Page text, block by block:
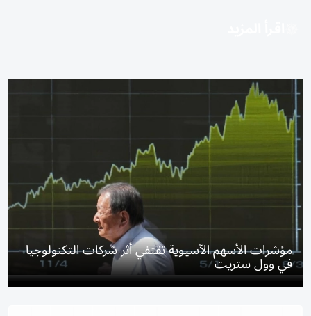
مؤشرات الأسهم الآسيوية تقتفي أثر شركات التكنولوجيا
في وول ستريت